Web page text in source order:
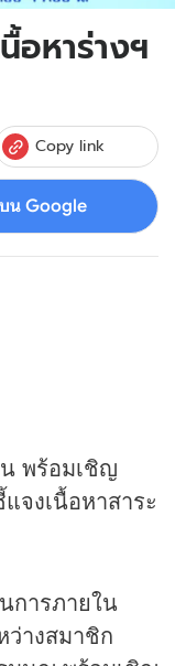
อหาร่างฯ
Copy link
บน Google
พร้อมเชิญ
จงเนื้อหาสาระ
การภายใน
ว่างสมาชิก